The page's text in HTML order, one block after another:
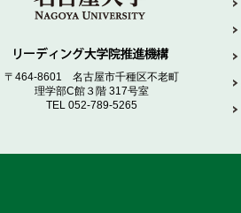
〒464-8601 名古屋市千種区不老町
理学部C館３階 317号室
TEL 052-789-5265